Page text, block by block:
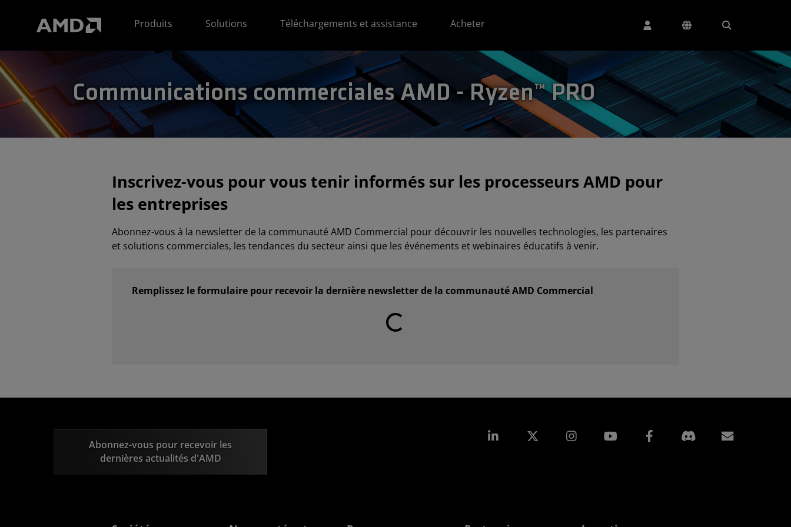
Produits
Solutions Téléchargements et assistance Acheter
Communications commerciales AMD - Ryzen™ PRO
Inscrivez-vous pour vous tenir informés sur les processeurs AMD pour
les entreprises
Abonnez-vous à la newsletter de la communauté AMD Commercial pour découvrir les nouvelles technologies, les partenaires
et solutions commerciales, les tendances du secteur ainsi que les événements et webinaires éducatifs à venir.
Remplissez le formulaire pour recevoir la dernière newsletter de la communauté AMD Commercial
Chargement en cours...
Abonnez-vous pour recevoir les
dernières actualités d'AMD
LinkedIn Instagram Facebook